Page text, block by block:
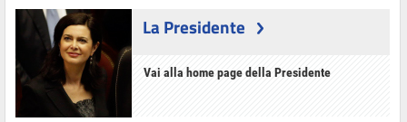
La Presidente
Vai alla home page della Presidente